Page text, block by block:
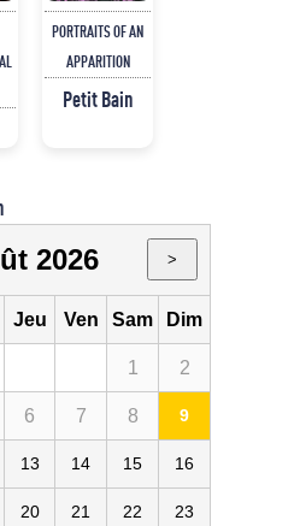
PORTRAITS OF AN
APPARITION
Petit Bain
2026 >
Jeu Ven Sam Dim
1 2
6 7 8 9
13 14 15 16
20 21 22 23